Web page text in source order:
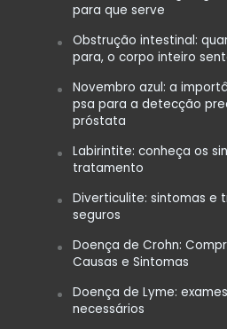
para que serve
Obstrução intestinal:
para, o corpo inteiro
Novembro azul: a
psa para a detecção
próstata
Labirintite: conheça os
tratamento
Diverticulite: sintomas e
seguros
Doença de Crohn:
Causas e Sintomas
Doença de Lyme:
necessários